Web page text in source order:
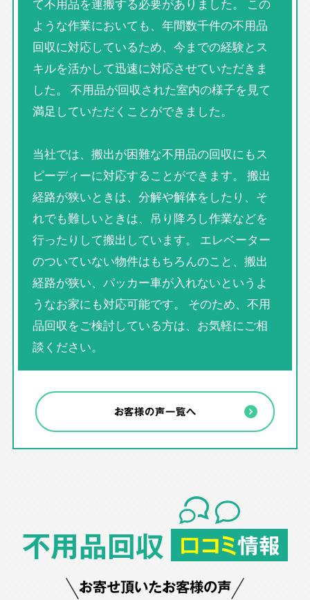
ような作業においても、年間数千件の不用品
回収に対応しているため、今までの経験とス
キルを活かして迅速に対応させていただきま
した。 不用品が回収された室内の様子を見て
満足していただくことができました。
当社では、搬出が困難な不用品の回収にもス
ピーディーに対応することができます。 搬出
経路が狭いときは、分解や解体をしたり、そ
れでも難しいときは、吊り降ろし作業などを
行ったりして搬出しています。 エレベーター
のついていない物件はもちろんのこと、搬出
経路が狭い、パッカー車が入れないというよ
うなお家にも対応可能です。 そのため、不用
品回収をご検討している方は、お気軽にご相
談ください。
お客様の声一覧へ
不用品回収 口コミ情報
お寄せ頂いたお客様の声